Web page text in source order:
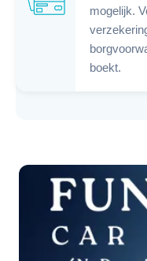
mogelijk.
boekt.